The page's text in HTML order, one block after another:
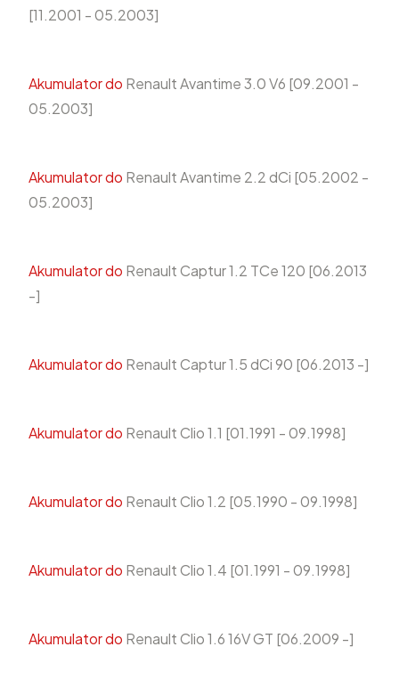
[11.2001 - 05.2003]
Akumulator do Renault Avantime 3.0 V6 [09.2001 -
05.2003]
Akumulator do Renault Avantime 2.2 dCi [05.2002 -
05.2003]
Akumulator do Renault Captur 1.2 TCe 120 [06.2013
-]
Akumulator do Renault Captur 1.5 dCi 90 [06.2013 -]
Akumulator do Renault Clio 1.1 [01.1991 - 09.1998]
Akumulator do Renault Clio 1.2 [05.1990 - 09.1998]
Akumulator do Renault Clio 1.4 [01.1991 - 09.1998]
Akumulator do Renault Clio 1.6 16V GT [06.2009 -]